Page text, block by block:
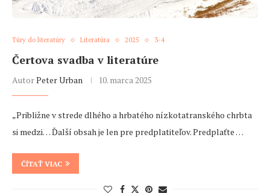
Túry do literatúry Literatúra 2025 3-4
Čertova svadba v literatúre
AutorPeter Urban 10. marca 2025
„Približne v strede dlhého a hrbatého nízkotatranského chrbta
si medzi… Ďalší obsah je len pre predplatiteľov. Predplaťte …
ČÍTAŤ VIAC